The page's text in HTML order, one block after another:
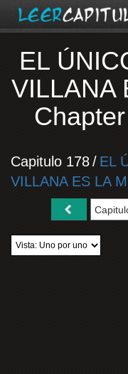
EL
VILLANA
Capitulo 178/ EL
VILLANA ES LA